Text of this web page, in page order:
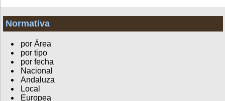
Normativa
por Área
por tipo
por fecha
Nacional
Andaluza
Local
Europea